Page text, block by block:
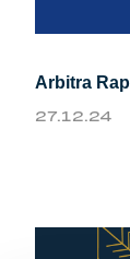
Arbitra
27.12.24